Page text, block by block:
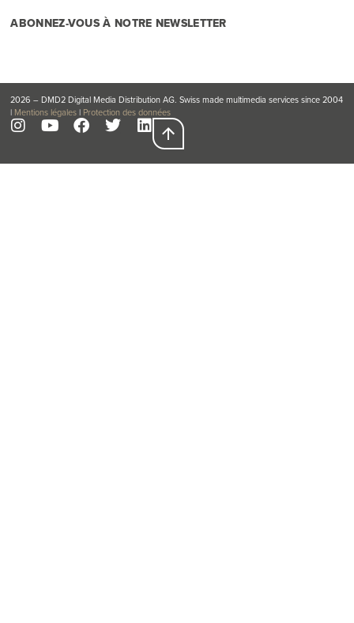
ABONNEZ-VOUS À NOTRE NEWSLETTER
2026 – DMD2 Digital Media Distribution AG. Swiss made multimedia services since 2004
| Mentions légales| Protection des données